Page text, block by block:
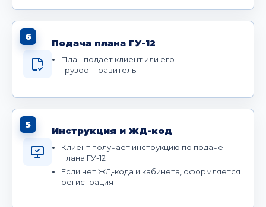
6
Подача плана ГУ-12
План подает клиент или его
грузоотправитель
5
Инструкция и ЖД-код
Клиент получает инструкцию по подаче
плана ГУ-12
Если нет ЖД-кода и кабинета, оформляется
регистрация